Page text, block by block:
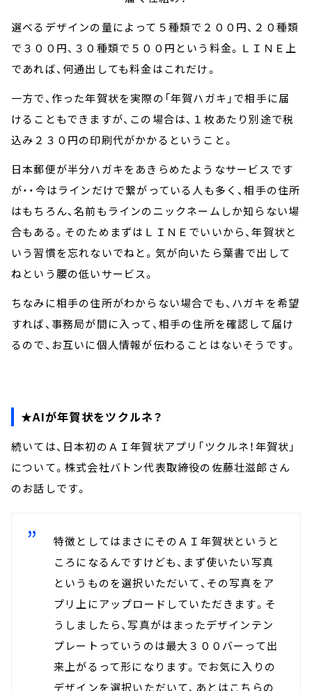
選べるデザインの量によって５種類で２００円、２０種類
で３００円、３０種類で５００円という料金。ＬＩＮＥ上
であれば、何通出しても料金はこれだけ。
一方で、作った年賀状を実際の「年賀ハガキ」で相手に届
けることもできますが、この場合は、１枚あたり別途で税
込み２３０円の印刷代がかかるということ。
日本郵便が半分ハガキをあきらめたようなサービスです
が・・今はラインだけで繋がっている人も多く、相手の住所
はもちろん、名前もラインのニックネームしか知らない場
合もある。そのためまずはＬＩＮＥでいいから、年賀状と
いう習慣を忘れないでねと。気が向いたら葉書で出して
ねという腰の低いサービス。
ちなみに相手の住所がわからない場合でも、ハガキを希望
すれば、事務局が間に入って、相手の住所を確認して届け
るので、お互いに個人情報が伝わることはないそうです。
★AIが年賀状をツクルネ？
続いては、日本初のＡＩ年賀状アプリ「ツクルネ！年賀状」
について。株式会社バトン代表取締役の佐藤壮滋郎さん
のお話しです。
特徴としてはまさにそのＡＩ年賀状というと
ころになるんですけども、まず使いたい写真
というものを選択いただいて、その写真をア
プリ上にアップロードしていただきます。そ
うしましたら、写真がはまったデザインテン
プレートっていうのは最大３００バーって出
来上がるって形になります。でお気に入りの
デザインを選択いただいて、あとはこちらの